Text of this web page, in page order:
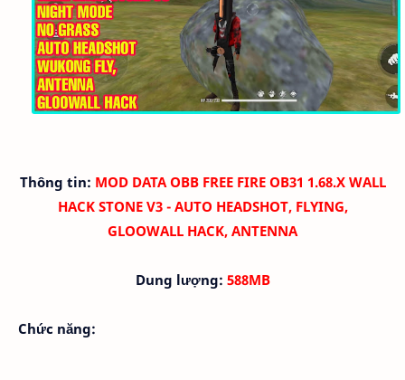
Thông tin: MOD DATA OBB FREE FIRE OB31 1.68.X WALL
HACK STONE V3 - AUTO HEADSHOT, FLYING,
GLOOWALL HACK, ANTENNA
Dung lượng: 588MB
Chức năng: